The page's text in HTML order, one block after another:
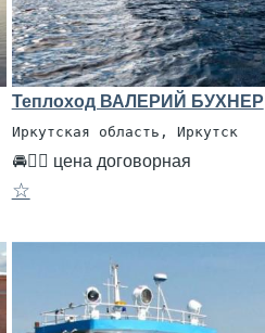
Теплоход ВАЛЕРИЙ БУХНЕР
Иркутская область, Иркутск
🚘👨‍✈ цена договорная
☆